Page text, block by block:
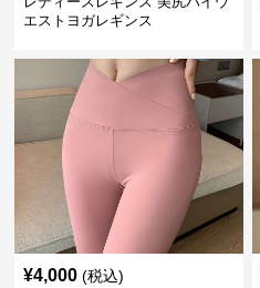
エストヨガレギンス
¥4,000 (税込)